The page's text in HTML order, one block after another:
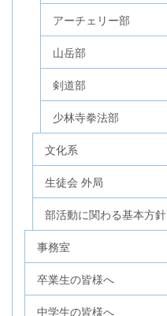
アーチェリー部
山岳部
剣道部
少林寺拳法部
文化系
生徒会 外局
部活動に関わる基本方針
事務室
卒業生の皆様へ
中学生の皆様へ